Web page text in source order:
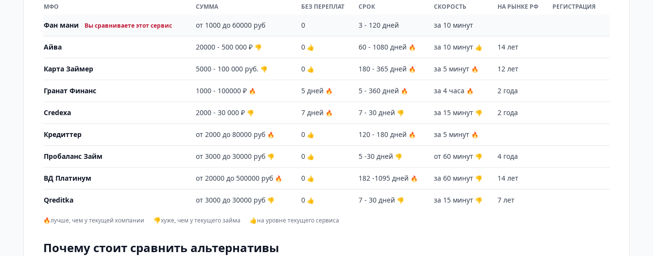
МФО СУММА БЕЗ ПЕРЕПЛАТ СРОК СКОРОСТЬ НА РЫНКЕ РФ РЕГИСТРАЦИЯ
Фан мани Вы сравниваете этот сервис от 1000 до 60000 руб 0 3 - 120 дней за 10 минут
Айва 20000 - 500 000 ₽ 👎 0 👍 60 - 1080 дней 🔥 за 10 минут 👍 14 лет
Карта Займер 5000 - 100 000 руб. 👎 0 👍 180 - 365 дней 🔥 за 5 минут 🔥 12 лет
Гранат Финанс 1000 - 100000 ₽ 🔥 5 дней 🔥 5 - 360 дней 🔥 за 4 часа 🔥 2 года
Credexa 2000 - 30 000 ₽ 👎 7 дней 🔥 7 - 30 дней 👎 за 15 минут 👎 2 года
Кредиттер от 2000 до 80000 руб 🔥 0 👍 120 - 180 дней 🔥 за 5 минут 🔥
Пробаланс Займ от 3000 до 30000 руб 👎 0 👍 5 -30 дней 👎 от 60 минут 👎 4 года
ВД Платинум от 20000 до 500000 руб 🔥 0 👍 182 -1095 дней 🔥 за 60 минут 👎 14 лет
Qreditka от 3000 до 30000 руб 👎 0 👍 7 - 30 дней 👎 за 15 минут 👎 7 лет
🔥лучше, чем у текущей компании 👎хуже, чем у текущего займа 👍на уровне текущего сервиса
Почему стоит сравнить альтернативы